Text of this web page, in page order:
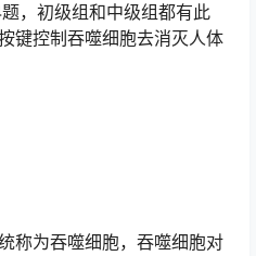
，初级组和中级组都有此
键控制吞噬细胞去消灭人体
称为吞噬细胞，吞噬细胞对